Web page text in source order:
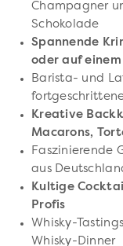
Champagner
Schokolade
Spannende
oder auf
Barista- und
Kreative
Macarons,
Faszinierende
aus
Kultige
Profis
Whisky-
Whisky-Dinner